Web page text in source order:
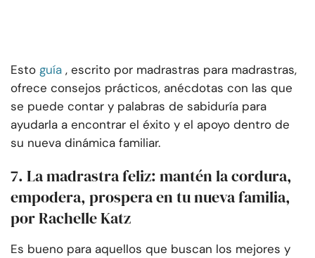
Esto guía , escrito por madrastras para madrastras,
ofrece consejos prácticos, anécdotas con las que
se puede contar y palabras de sabiduría para
ayudarla a encontrar el éxito y el apoyo dentro de
su nueva dinámica familiar.
7. La madrastra feliz: mantén la cordura,
empodera, prospera en tu nueva familia,
por Rachelle Katz
Es bueno para aquellos que buscan los mejores y